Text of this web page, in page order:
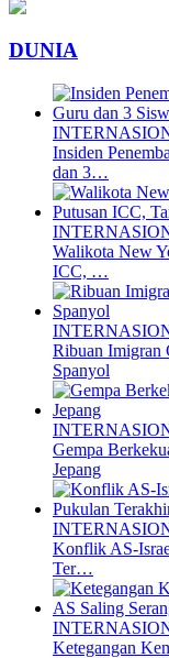
DUNIA
Insiden
dan 3…
Walikota New
ICC, …
Ribuan Imigran
Spanyol
Gempa
Jepang
Konflik AS-
Ter…
Ketegangan